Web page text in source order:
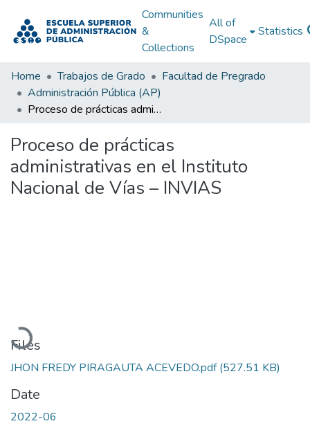
Communities
&
Collections
All of
DSpace
Statistics
Home Trabajos de Grado
Facultad de Pregrado
Administración Pública (AP)
Proceso de prácticas administrativas en el Instituto Nacional de Vías – INVIAS
Proceso de prácticas
administrativas en el Instituto
Nacional de Vías – INVIAS
Loading...
Files
JHON FREDY PIRAGAUTA ACEVEDO.pdf(527.51 KB)
Date
2022-06